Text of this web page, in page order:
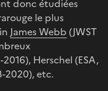
donc étudiées
le plus
James Webb (JWST
Herschel (ESA,
2020), etc.